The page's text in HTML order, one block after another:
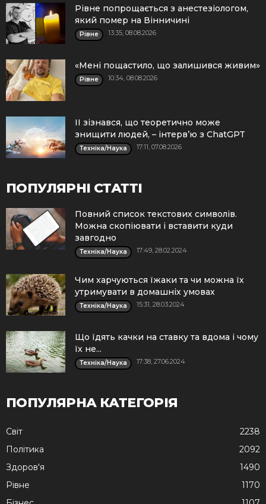
Рівне попрощається з анестезіологом,
який помер на Вінничині
Рівне 13:35, 08.08.2026
«Мені пощастило, що залишився живим»
Рівне 10:34, 08.08.2026
ІІ зізнався, що теоретично може
знищити людей, – інтерв’ю з ChatGPT
Техніка/Наука 17:11, 07.08.2026
ПОПУЛЯРНІ СТАТТІ
Повний список текстових символів.
Можна скопіювати і вставити куди
завгодно
Техніка/Наука 17:49, 28.02.2024
Чим харчуються їжаки та чи можна їх
утримувати в домашніх умовах
Техніка/Наука 15:31, 28.03.2024
Що їдять качки на ставку та вдома і чому
їх не...
Техніка/Наука 17:38, 27.06.2024
ПОПУЛЯРНА КАТЕГОРІЯ
Cвіт
2238
Політика
2092
Здоров'я
1490
Рівне
1170